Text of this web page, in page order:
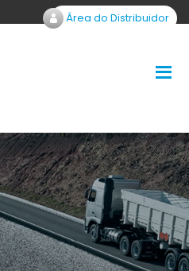
Área do Distribuidor